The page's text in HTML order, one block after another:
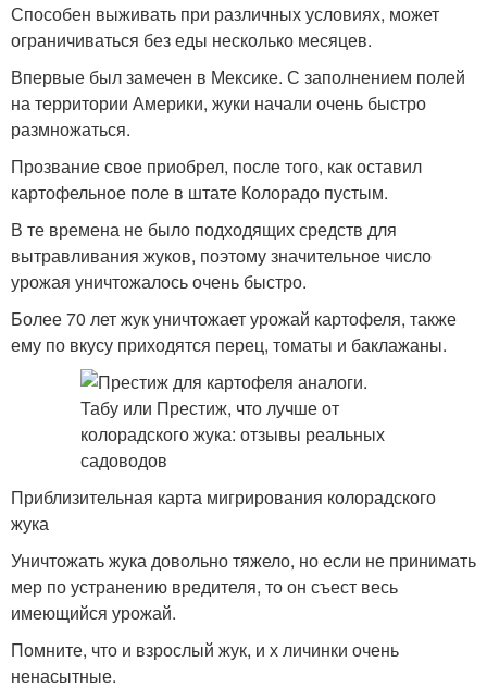
Способен выживать при различных условиях, может
ограничиваться без еды несколько месяцев.
Впервые был замечен в Мексике. С заполнением полей
на территории Америки, жуки начали очень быстро
размножаться.
Прозвание свое приобрел, после того, как оставил
картофельное поле в штате Колорадо пустым.
В те времена не было подходящих средств для
вытравливания жуков, поэтому значительное число
урожая уничтожалось очень быстро.
Более 70 лет жук уничтожает урожай картофеля, также
ему по вкусу приходятся перец, томаты и баклажаны.
Приблизительная карта мигрирования колорадского
жука
Уничтожать жука довольно тяжело, но если не принимать
мер по устранению вредителя, то он съест весь
имеющийся урожай.
Помните, что и взрослый жук, и х личинки очень
ненасытные.